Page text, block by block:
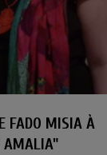
FADO MISIA À
AMALIA"